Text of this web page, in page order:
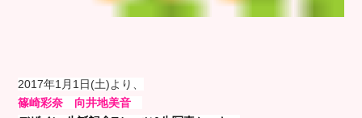
2017年1月1日(土)より、
篠崎彩奈 向井地美音